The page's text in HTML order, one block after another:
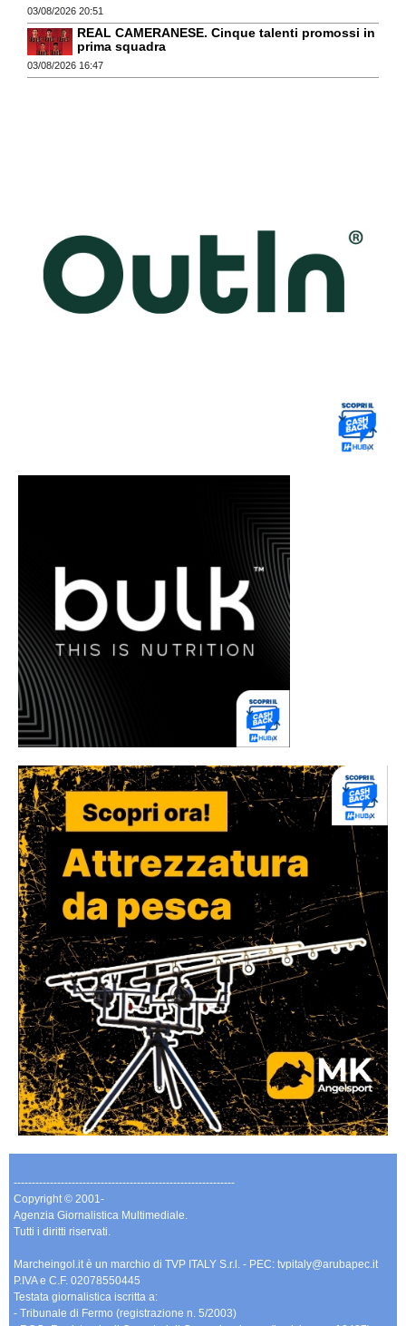
03/08/2026 20:51
REAL CAMERANESE. Cinque talenti promossi in
prima squadra
03/08/2026 16:47
-------------------------------------------------------------
Copyright © 2001-
Agenzia Giornalistica Multimediale.
Tutti i diritti riservati.
Marcheingol.it è un marchio di TVP ITALY S.r.l. - PEC: tvpitaly@arubapec.it
P.IVA e C.F. 02078550445
Testata giornalistica iscritta a:
- Tribunale di Fermo (registrazione n. 5/2003)